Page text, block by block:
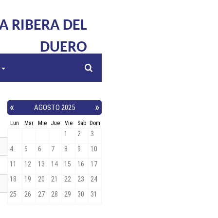
RIBERA DEL
DUERO